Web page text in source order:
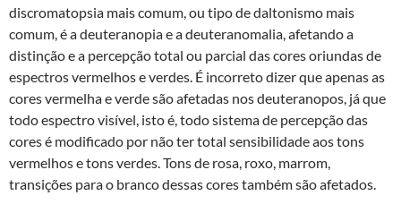
discromatopsia mais comum, ou tipo de daltonismo mais
comum, é a deuteranopia e a deuteranomalia, afetando a
distinção e a percepção total ou parcial das cores oriundas de
espectros vermelhos e verdes. É incorreto dizer que apenas as
cores vermelha e verde são afetadas nos deuteranopos, já que
todo espectro visível, isto é, todo sistema de percepção das
cores é modificado por não ter total sensibilidade aos tons
vermelhos e tons verdes. Tons de rosa, roxo, marrom,
transições para o branco dessas cores também são afetados.